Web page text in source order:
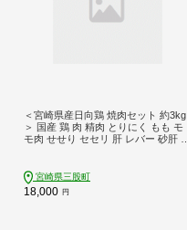
＜宮崎県産日向鶏 焼肉セット 約3kg
＞ 国産 鶏 肉 精肉 とりにく もも モ
モ肉 せせり セセリ 肝 レバー 砂肝 す
お弁当 惣菜 蒸し鶏 数量限定 さっぱ
り 【MI454-tr】【TRINITY】
宮崎県三股町
18,000 円